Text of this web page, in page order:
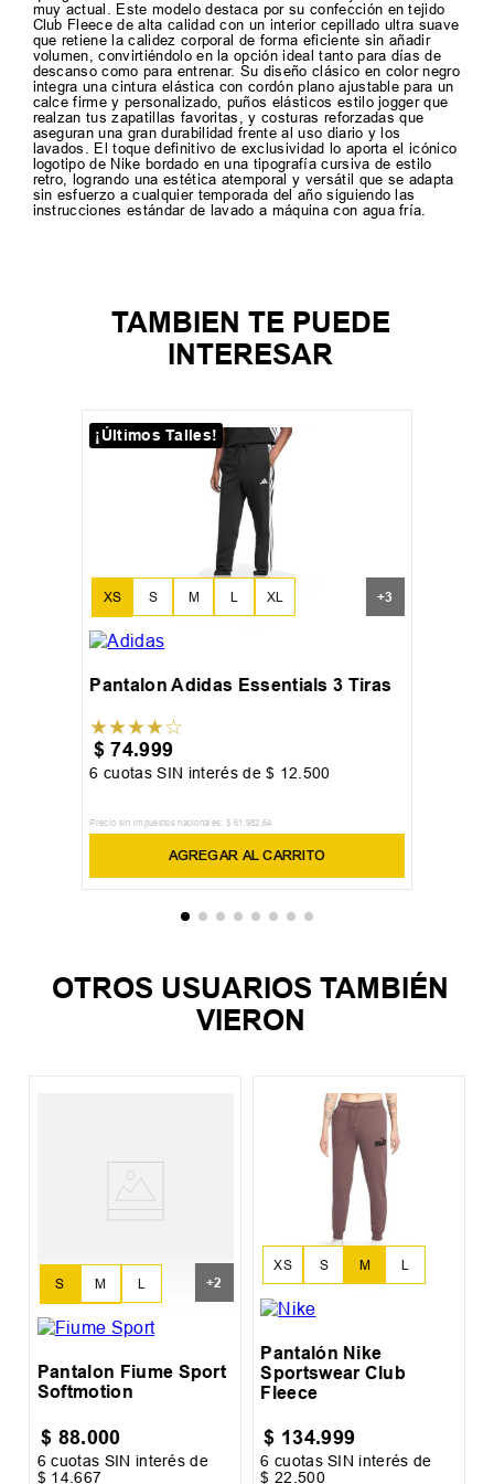
muy actual. Este modelo destaca por su confección en tejido
Club Fleece de alta calidad con un interior cepillado ultra suave
que retiene la calidez corporal de forma eficiente sin añadir
volumen, convirtiéndolo en la opción ideal tanto para días de
descanso como para entrenar. Su diseño clásico en color negro
integra una cintura elástica con cordón plano ajustable para un
calce firme y personalizado, puños elásticos estilo jogger que
realzan tus zapatillas favoritas, y costuras reforzadas que
aseguran una gran durabilidad frente al uso diario y los
lavados. El toque definitivo de exclusividad lo aporta el icónico
logotipo de Nike bordado en una tipografía cursiva de estilo
retro, logrando una estética atemporal y versátil que se adapta
sin esfuerzo a cualquier temporada del año siguiendo las
instrucciones estándar de lavado a máquina con agua fría.
TAMBIEN TE PUEDE
INTERESAR
¡Últimos Talles!
S L
M XL
XS
XXL
+3
Pantalon Adidas Essentials 3 Tiras
★★★★☆
$ 74.999
6 cuotas SIN interés de$ 12.500
Precio sin impuestos nacionales: $ 61 .982 ,64
AGREGAR AL CARRITO
OTROS USUARIOS TAMBIÉN
VIERON
S L
M
XL XXL
+2
Pantalon Fiume Sport
Softmotion
$ 88.000
6 cuotas SIN interés de
$ 14.667
S L
M
XS
Pantalón Nike
Sportswear Club
Fleece
$ 134.999
6 cuotas SIN interés de
$ 22 500